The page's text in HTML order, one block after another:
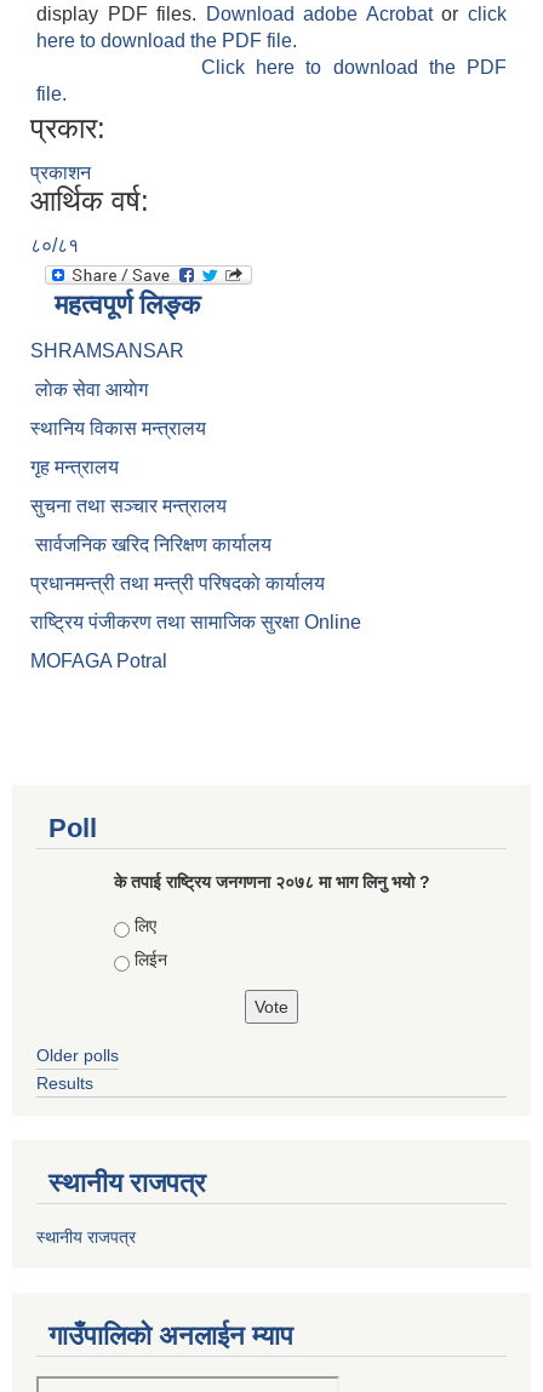
display PDF files.
Download adobe Acrobatorclick
here to download the PDF file.
Click here to download the PDF
file.
प्रकार:
प्रकाशन
आर्थिक वर्ष:
८०/८१
महत्वपूर्ण लिङ्क
SHRAMSANSAR
लाेक सेवा आयाेग
स्थानिय विकास मन्त्रालय
गृह मन्त्रालय
सुचना तथा सञ्चार मन्त्रालय
सार्वजनिक खरिद निरिक्षण कार्यालय
प्रधानमन्त्री तथा मन्त्री परिषदकाे कार्यालय
राष्ट्रिय पंजीकरण तथा सामाजिक सुरक्षा Online
MOFAGA Potral
Poll
के तपाई राष्ट्रिय जनगणना २०७८ मा भाग लिनु भयो ?
Choices
लिए
लिईन
Older polls
Results
स्थानीय राजपत्र
स्थानीय राजपत्र
गाउँपालिको अनलाईन म्याप